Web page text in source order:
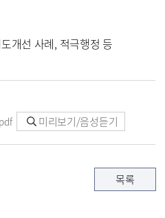
개선 사례, 적극행정 등
미리보기/음성듣기
목록